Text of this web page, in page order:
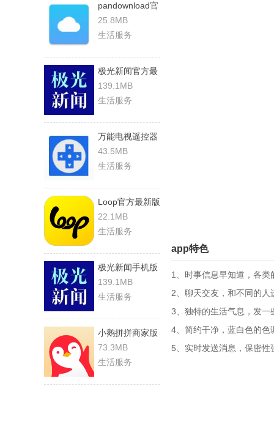
pandownload官
方版
25.8MB
生活服务
极光新闻官方最
新版
139.1MB
生活服务
万能电视遥控器
王官方版
43.5MB
生活服务
Loop官方最新版
22.1MB
生活服务
极光新闻手机版
139.1MB
生活服务
小鹅拼拼商家版
73.3MB
生活服务
app特色
1、时事信息早知道，各类
2、聊天交友，和不同的人
3、独特的生活气息，发一
4、简约干净，蓝白色的色
5、实时发送消息，保密性